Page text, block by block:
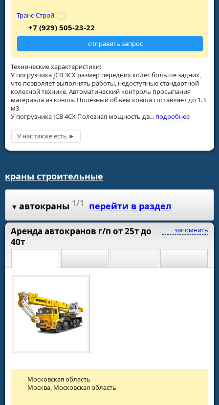
Технические характеристики:
У погрузчика JCB 3CX размер передних колес больше задних,
что позволяет выполнять работы, недоступные стандартной
колесной технике. Автоматический контроль просыпания
материала из ковша. Полезный объем ковша составляет до 1.3
м3.
У погрузчика JCB 4CX Полезная мощность дв... подробнее
Транс-Строй
+7 (929) 505-23-22
отправить запрос
краны строительные
автокраны 1/1 перейти в раздел
запомнить
Аренда автокранов г/п от 25т до
40т
Московская область
Москва, Московская область